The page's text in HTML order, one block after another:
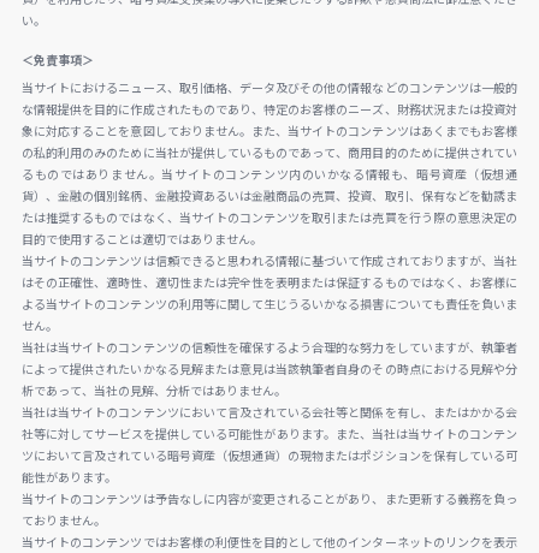
い。
＜免責事項＞
当サイトにおけるニュース、取引価格、データ及びその他の情報などのコンテンツは一般的
な情報提供を目的に作成されたものであり、特定のお客様のニーズ、財務状況または投資対
象に対応することを意図しておりません。また、当サイトのコンテンツはあくまでもお客様
の私的利用のみのために当社が提供しているものであって、商用目的のために提供されてい
るものではありません。当サイトのコンテンツ内のいかなる情報も、暗号資産（仮想通
貨）、金融の個別銘柄、金融投資あるいは金融商品の売買、投資、取引、保有などを勧誘ま
たは推奨するものではなく、当サイトのコンテンツを取引または売買を行う際の意思決定の
目的で使用することは適切ではありません。
当サイトのコンテンツは信頼できると思われる情報に基づいて作成されておりますが、当社
はその正確性、適時性、適切性または完全性を表明または保証するものではなく、お客様に
よる当サイトのコンテンツの利用等に関して生じうるいかなる損害についても責任を負いま
せん。
当社は当サイトのコンテンツの信頼性を確保するよう合理的な努力をしていますが、執筆者
によって提供されたいかなる見解または意見は当該執筆者自身のその時点における見解や分
析であって、当社の見解、分析ではありません。
当社は当サイトのコンテンツにおいて言及されている会社等と関係を有し、またはかかる会
社等に対してサービスを提供している可能性があります。また、当社は当サイトのコンテン
ツにおいて言及されている暗号資産（仮想通貨）の現物またはポジションを保有している可
能性があります。
当サイトのコンテンツは予告なしに内容が変更されることがあり、また更新する義務を負っ
ておりません。
当サイトのコンテンツではお客様の利便性を目的として他のインターネットのリンクを表示